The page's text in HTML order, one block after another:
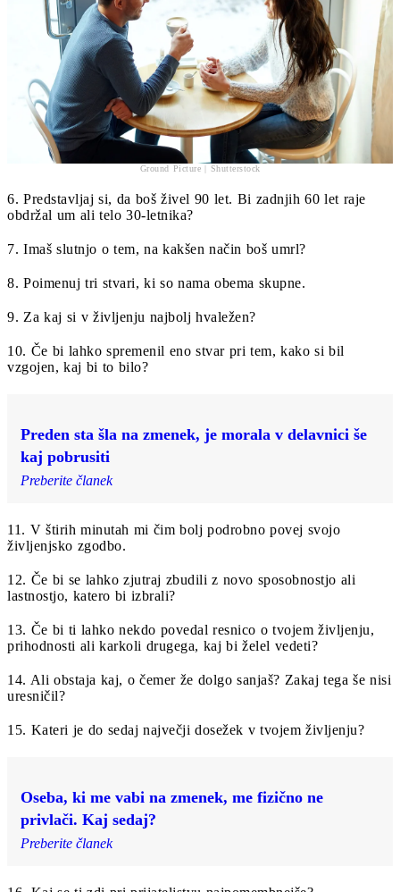
Ground Picture | Shutterstock
6. Predstavljaj si, da boš živel 90 let. Bi zadnjih 60 let raje
obdržal um ali telo 30-letnika?
7. Imaš slutnjo o tem, na kakšen način boš umrl?
8. Poimenuj tri stvari, ki so nama obema skupne.
9. Za kaj si v življenju najbolj hvaležen?
10. Če bi lahko spremenil eno stvar pri tem, kako si bil
vzgojen, kaj bi to bilo?
Preden sta šla na zmenek, je morala v delavnici še
kaj pobrusiti
Preberite članek
11. V štirih minutah mi čim bolj podrobno povej svojo
življenjsko zgodbo.
12. Če bi se lahko zjutraj zbudili z novo sposobnostjo ali
lastnostjo, katero bi izbrali?
13. Če bi ti lahko nekdo povedal resnico o tvojem življenju,
prihodnosti ali karkoli drugega, kaj bi želel vedeti?
14. Ali obstaja kaj, o čemer že dolgo sanjaš? Zakaj tega še nisi
uresničil?
15. Kateri je do sedaj največji dosežek v tvojem življenju?
Oseba, ki me vabi na zmenek, me fizično ne
privlači. Kaj sedaj?
Preberite članek